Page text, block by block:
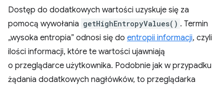
Dostęp do dodatkowych wartości uzyskuje się za
pomocą wywołania getHighEntropyValues() . Termin
„wysoka entropia” odnosi się do entropii informacji, czyli
ilości informacji, które te wartości ujawniają
o przeglądarce użytkownika. Podobnie jak w przypadku
żądania dodatkowych nagłówków, to przeglądarka